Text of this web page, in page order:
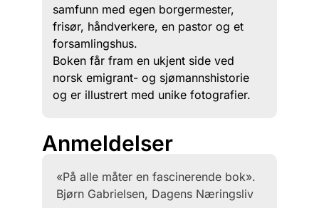
samfunn med egen borgermester,
frisør, håndverkere, en pastor og et
forsamlingshus.
Boken får fram en ukjent side ved
norsk emigrant- og sjømannshistorie
og er illustrert med unike fotografier.
Anmeldelser
«På alle måter en fascinerende bok».
Bjørn Gabrielsen, Dagens Næringsliv